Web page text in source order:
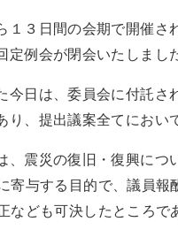
１３日間の会期で開催さ
定例会が閉会いたしまし
今日は、委員会に付託さ
り、提出議案全てにおい
、震災の復旧・復興につ
寄与する目的で、議員報
ども可決したところで